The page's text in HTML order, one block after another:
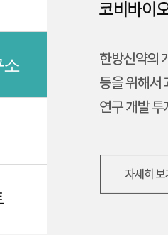
소